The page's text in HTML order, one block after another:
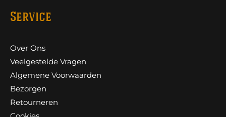
Service
Over Ons
Veelgestelde Vragen
Algemene Voorwaarden
Bezorgen
Retourneren